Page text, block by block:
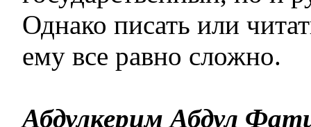
Однако писать или
ему все равно сложно.
Абдулкерим Абдул